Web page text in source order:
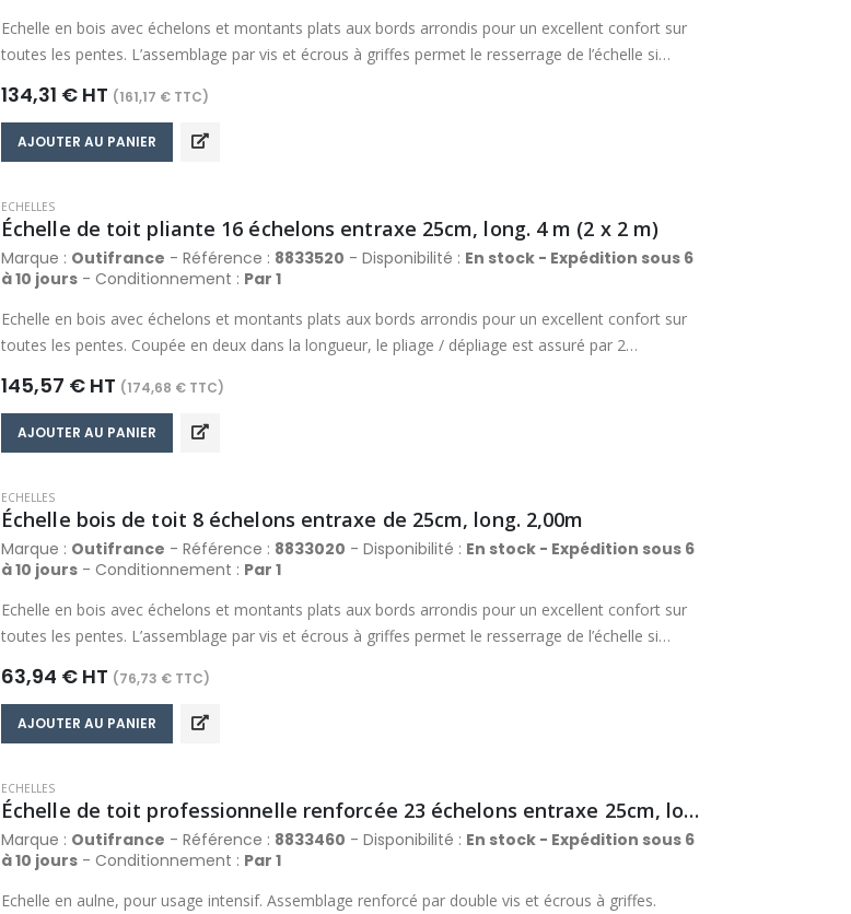
Echelle en bois avec échelons et montants plats aux bords arrondis pour un excellent confort sur
toutes les pentes. L’assemblage par vis et écrous à griffes permet le resserrage de l’échelle si
mm.
134,31 € HT (161,17 € TTC)
AJOUTER AU PANIER
ECHELLES
Échelle de toit pliante 16 échelons entraxe 25cm, long. 4 m (2 x 2 m)
Marque : Outifrance - Référence : 8833520 - Disponibilité : En stock - Expédition sous 6
à 10 jours - Conditionnement : Par 1
Echelle en bois avec échelons et montants plats aux bords arrondis pour un excellent confort sur
toutes les pentes. Coupée en deux dans la longueur, le pliage / dépliage est assuré par 2
à griffes permet le resserrage de l’échelle si nécessaire. Finition lasurée. Section des montants : 50
x 20 mm. Section des échelons : 50 x 20 mm.
145,57 € HT (174,68 € TTC)
AJOUTER AU PANIER
ECHELLES
Échelle bois de toit 8 échelons entraxe de 25cm, long. 2,00m
Marque : Outifrance - Référence : 8833020 - Disponibilité : En stock - Expédition sous 6
à 10 jours - Conditionnement : Par 1
Echelle en bois avec échelons et montants plats aux bords arrondis pour un excellent confort sur
toutes les pentes. L’assemblage par vis et écrous à griffes permet le resserrage de l’échelle si
mm.
63,94 € HT (76,73 € TTC)
AJOUTER AU PANIER
ECHELLES
Échelle de toit professionnelle renforcée 23 échelons entraxe 25cm, long. 6m
Marque : Outifrance - Référence : 8833460 - Disponibilité : En stock - Expédition sous 6
à 10 jours - Conditionnement : Par 1
Echelle en aulne, pour usage intensif. Assemblage renforcé par double vis et écrous à griffes.